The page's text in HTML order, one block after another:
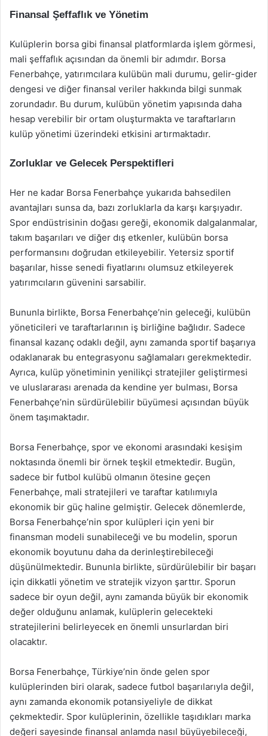
Finansal Şeffaflık ve Yönetim
Kulüplerin borsa gibi finansal platformlarda işlem görmesi,
mali şeffaflık açısından da önemli bir adımdır. Borsa
Fenerbahçe, yatırımcılara kulübün mali durumu, gelir-gider
dengesi ve diğer finansal veriler hakkında bilgi sunmak
zorundadır. Bu durum, kulübün yönetim yapısında daha
hesap verebilir bir ortam oluşturmakta ve taraftarların
kulüp yönetimi üzerindeki etkisini artırmaktadır.
Zorluklar ve Gelecek Perspektifleri
Her ne kadar Borsa Fenerbahçe yukarıda bahsedilen
avantajları sunsa da, bazı zorluklarla da karşı karşıyadır.
Spor endüstrisinin doğası gereği, ekonomik dalgalanmalar,
takım başarıları ve diğer dış etkenler, kulübün borsa
performansını doğrudan etkileyebilir. Yetersiz sportif
başarılar, hisse senedi fiyatlarını olumsuz etkileyerek
yatırımcıların güvenini sarsabilir.
Bununla birlikte, Borsa Fenerbahçe’nin geleceği, kulübün
yöneticileri ve taraftarlarının iş birliğine bağlıdır. Sadece
finansal kazanç odaklı değil, aynı zamanda sportif başarıya
odaklanarak bu entegrasyonu sağlamaları gerekmektedir.
Ayrıca, kulüp yönetiminin yenilikçi stratejiler geliştirmesi
ve uluslararası arenada da kendine yer bulması, Borsa
Fenerbahçe’nin sürdürülebilir büyümesi açısından büyük
önem taşımaktadır.
Borsa Fenerbahçe, spor ve ekonomi arasındaki kesişim
noktasında önemli bir örnek teşkil etmektedir. Bugün,
sadece bir futbol kulübü olmanın ötesine geçen
Fenerbahçe, mali stratejileri ve taraftar katılımıyla
ekonomik bir güç haline gelmiştir. Gelecek dönemlerde,
Borsa Fenerbahçe’nin spor kulüpleri için yeni bir
finansman modeli sunabileceği ve bu modelin, sporun
ekonomik boyutunu daha da derinleştirebileceği
düşünülmektedir. Bununla birlikte, sürdürülebilir bir başarı
için dikkatli yönetim ve stratejik vizyon şarttır. Sporun
sadece bir oyun değil, aynı zamanda büyük bir ekonomik
değer olduğunu anlamak, kulüplerin gelecekteki
stratejilerini belirleyecek en önemli unsurlardan biri
olacaktır.
Borsa Fenerbahçe, Türkiye’nin önde gelen spor
kulüplerinden biri olarak, sadece futbol başarılarıyla değil,
aynı zamanda ekonomik potansiyeliyle de dikkat
çekmektedir. Spor kulüplerinin, özellikle taşıdıkları marka
değeri sayesinde finansal anlamda nasıl büyüyebileceği,